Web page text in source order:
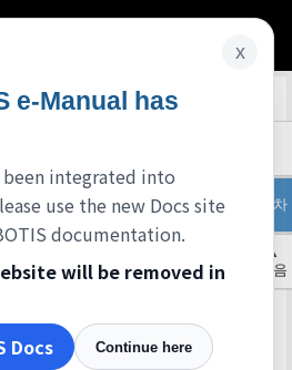
목차
▲
처음
Edit on GitHub
RAM 이상, 블루투스 및 센서 내장 기기
mini, iPad 2 이상
x
e-Manual has
been integrated into
use the new Docs site
documentation.
will be removed in
Docs
Continue here